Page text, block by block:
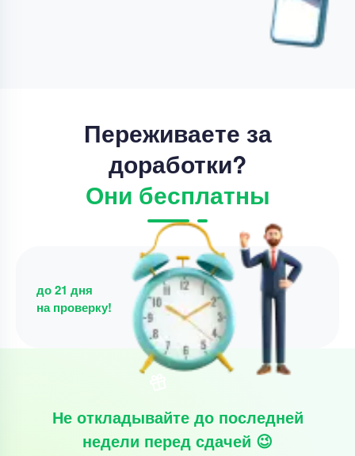
Переживаете за
доработки?
Они бесплатны
до 21 дня
на проверку!
Не откладывайте до последней
недели перед сдачей 😉